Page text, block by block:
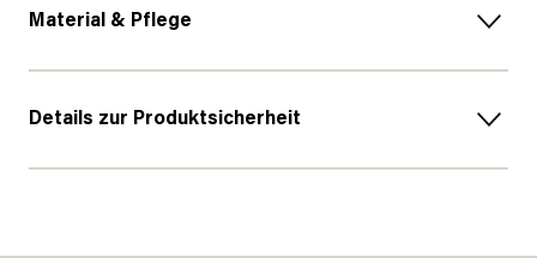
Material & Pflege
Details zur Produktsicherheit